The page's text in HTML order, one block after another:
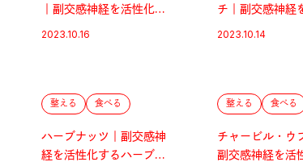
｜副交感神経を活性化す
2023.10.16
チ｜副交感神経
2023.10.14
整える 食べる
ハーブナッツ｜副交感神
経を活性化するハーブ＆
整える 食べる
チャービル・ウ
副交感神経を活